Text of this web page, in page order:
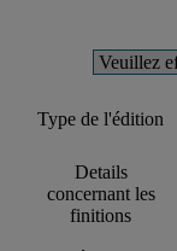
Type de l'édition
Details
concernant les
finitions